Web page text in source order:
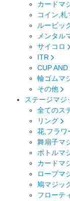
カードマ
コイン,
ルービッ
メンタル
サイコロ
ITR
CUP
輪ゴムマ
その他
ステー
全て
リング
花,フラ
舞扇子マ
ボトルマ
カードマ
ロープマ
鳩マジッ
フローテ